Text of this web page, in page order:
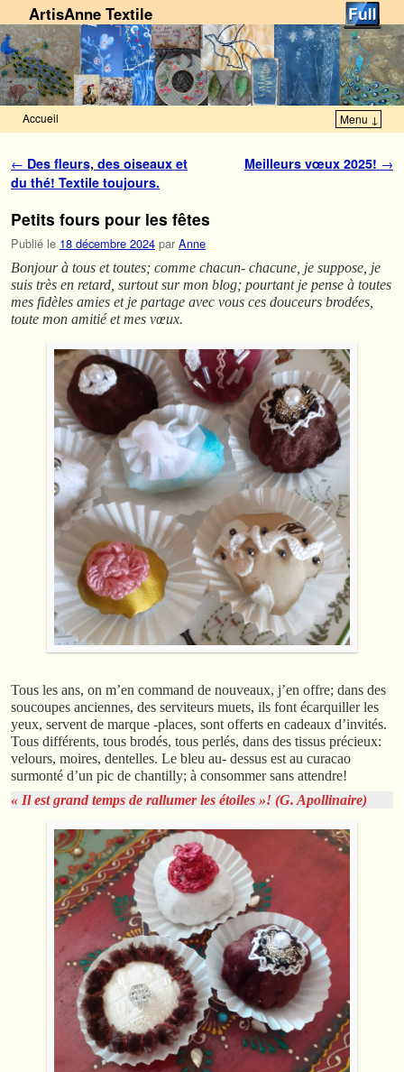
ArtisAnne Textile
Accueil Menu ↓
Navigation des articles
← Des fleurs, des oiseaux et
du thé! Textile toujours.
Meilleurs vœux 2025! →
Petits fours pour les fêtes
Publié le 18 décembre 2024 par Anne
Bonjour à tous et toutes; comme chacun- chacune, je suppose, je
suis très en retard, surtout sur mon blog; pourtant je pense à toutes
mes fidèles amies et je partage avec vous ces douceurs brodées,
toute mon amitié et mes vœux.
Tous les ans, on m’en command de nouveaux, j’en offre; dans des
soucoupes anciennes, des serviteurs muets, ils font écarquiller les
yeux, servent de marque -places, sont offerts en cadeaux d’invités.
Tous différents, tous brodés, tous perlés, dans des tissus précieux:
velours, moires, dentelles. Le bleu au- dessus est au curacao
surmonté d’un pic de chantilly; à consommer sans attendre!
« Il est grand temps de rallumer les étoiles »! (G. Apollinaire)